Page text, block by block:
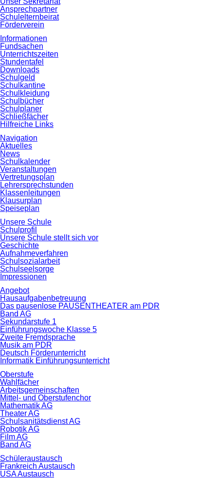
Ansprechpartner
Schulelternbeirat
Förderverein
Informationen
Fundsachen
Unterrichtszeiten
Stundentafel
Downloads
Schulgeld
Schulkantine
Schulkleidung
Schulbücher
Schulplaner
Schließfächer
Hilfreiche Links
Navigation
Aktuelles
News
Schulkalender
Veranstaltungen
Vertretungsplan
Lehrersprechstunden
Klassenleitungen
Klausurplan
Speiseplan
Unsere Schule
Schulprofil
Unsere Schule stellt sich vor
Geschichte
Aufnahmeverfahren
Schulsozialarbeit
Schulseelsorge
Impressionen
Angebot
Hausaufgabenbetreuung
Das pausenlose PAUSENTHEATER am PDR
Band AG
Sekundarstufe 1
Einführungswoche Klasse 5
Zweite Fremdsprache
Musik am PDR
Deutsch Förderunterricht
Informatik Einführungsunterricht
Oberstufe
Wahlfächer
Arbeitsgemeinschaften
Mittel- und Oberstufenchor
Mathematik AG
Theater AG
Schulsanitätsdienst AG
Robotik AG
Film AG
Band AG
Schüleraustausch
Frankreich Austausch
USA Austausch